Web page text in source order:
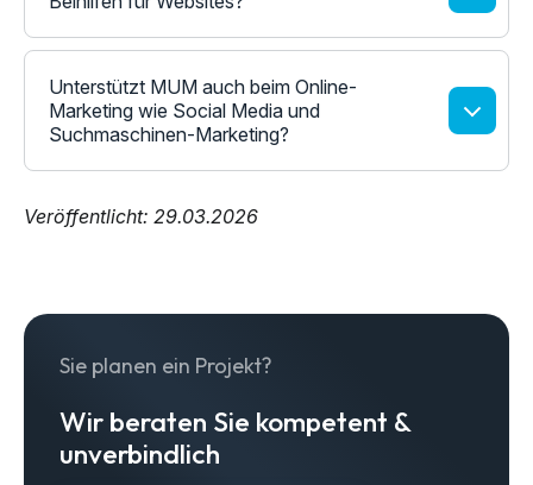
Unterstützt MUM auch beim Online-
Marketing wie Social Media und
Suchmaschinen-Marketing?
Veröffentlicht: 29.03.2026
Sie planen ein Projekt?
Wir beraten Sie kompetent &
unverbindlich